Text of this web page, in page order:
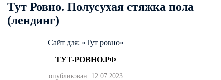
Тут Ровно. Полусухая стяжка пола
(лендинг)
Сайт для: «Тут ровно»
ТУТ-РОВНО.РФ
опубликован: 12.07.2023